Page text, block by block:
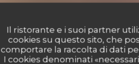
Il ristorante e i suoi partner
cookies su questo sito, che
comportare la raccolta di dati
I cookies denominati